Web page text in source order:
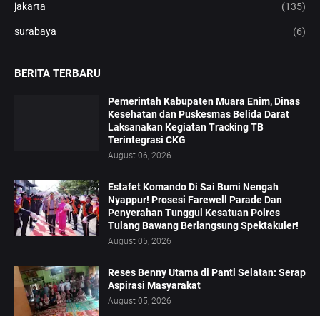
jakarta (135)
surabaya (6)
BERITA TERBARU
‎Pemerintah Kabupaten Muara Enim, Dinas
Kesehatan dan Puskesmas Belida Darat
Laksanakan Kegiatan Tracking TB
Terintegrasi CKG
August 06, 2026
Estafet Komando Di Sai Bumi Nengah
Nyappur! Prosesi Farewell Parade Dan
Penyerahan Tunggul Kesatuan Polres
Tulang Bawang Berlangsung Spektakuler!
August 05, 2026
Reses Benny Utama di Panti Selatan: Serap
Aspirasi Masyarakat
August 05, 2026